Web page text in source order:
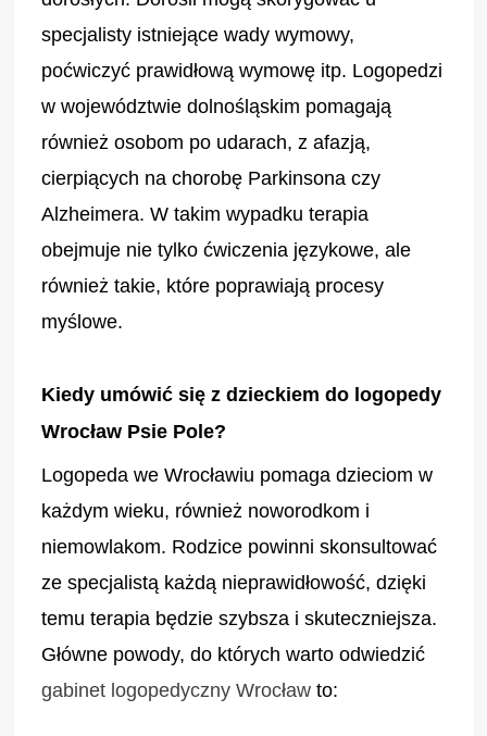
specjalisty istniejące wady wymowy,
poćwiczyć prawidłową wymowę itp. Logopedzi
w województwie dolnośląskim pomagają
również osobom po udarach, z afazją,
cierpiących na chorobę Parkinsona czy
Alzheimera. W takim wypadku terapia
obejmuje nie tylko ćwiczenia językowe, ale
również takie, które poprawiają procesy
myślowe.
Kiedy umówić się z dzieckiem do logopedy
Wrocław Psie Pole?
Logopeda we Wrocławiu pomaga dzieciom w
każdym wieku, również noworodkom i
niemowlakom. Rodzice powinni skonsultować
ze specjalistą każdą nieprawidłowość, dzięki
temu terapia będzie szybsza i skuteczniejsza.
Główne powody, do których warto odwiedzić
gabinet logopedyczny Wrocławto: